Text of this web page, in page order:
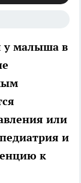
у малыша в
или
и
к